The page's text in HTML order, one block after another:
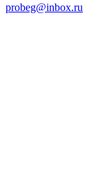
probeg@inbox.ru